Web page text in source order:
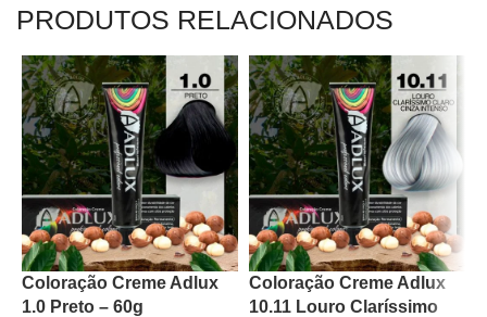
PRODUTOS RELACIONADOS
Coloração Creme Adlux
1.0 Preto – 60g
Coloração Creme Adlux
10.11 Louro Claríssimo